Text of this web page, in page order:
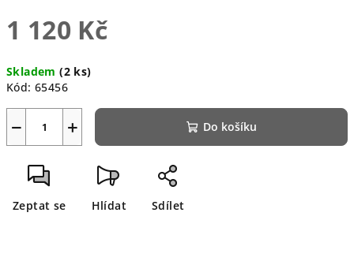
1 120 Kč
cena:
Skladem(2 ks)
Kód: 65456
+
− Do košíku
Zeptat se Hlídat Sdílet